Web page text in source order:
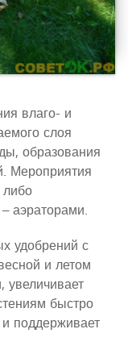
влаго- и
слоя
образования
Мероприятия
аэраторами.
удобрений с
и летом
увеличивает
быстро
и поддерживает